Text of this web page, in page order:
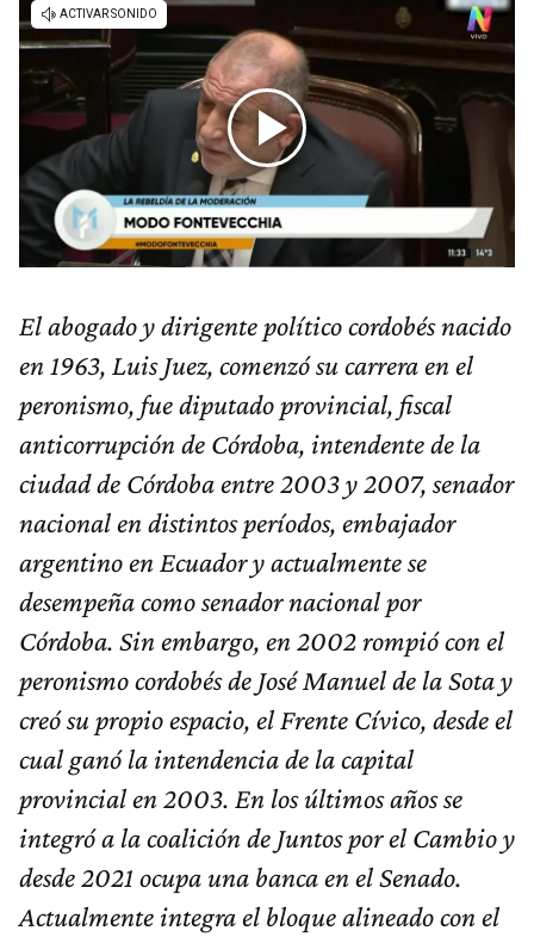
El abogado y dirigente político cordobés nacido
en 1963, Luis Juez, comenzó su carrera en el
peronismo, fue diputado provincial, fiscal
anticorrupción de Córdoba, intendente de la
ciudad de Córdoba entre 2003 y 2007, senador
nacional en distintos períodos, embajador
argentino en Ecuador y actualmente se
desempeña como senador nacional por
Córdoba. Sin embargo, en 2002 rompió con el
peronismo cordobés de José Manuel de la Sota y
creó su propio espacio, el Frente Cívico, desde el
cual ganó la intendencia de la capital
provincial en 2003. En los últimos años se
integró a la coalición de Juntos por el Cambio y
desde 2021 ocupa una banca en el Senado.
Actualmente integra el bloque alineado con el